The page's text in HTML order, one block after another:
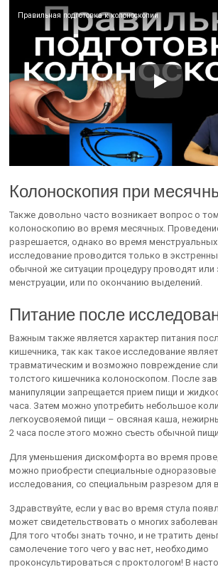
Правильная подготовка к колоноскопии
Колоноскопия при
Также довольно часто возникает вопрос о
колоноскопию во время месячных.
разрешается, однако во время
исследование проводится только в
обычной же ситуации процедуру проводят или
менструации, или по окончанию выделений.
Питание после
Важным также является характер питания
кишечника, так как такое исследование
травматическим и возможно повреждение
толстого кишечника колоноскопом. После
манипуляции запрещается прием пищи и
часа. Затем можно употребить небольшое
легкоусвояемой пищи – овсяная каша,
2 часа после этого можно съесть обычной
Для уменьшения дискомфорта во время
можно приобрести специальные одноразовые
исследования, со специальным разрезом для
Здравствуйте, если у вас во время стула
может свидетельствовать о многих
Для того чтобы знать точно, и не тратить
самолечение того чего у вас нет, необходимо
проконсультироваться с проктологом! В